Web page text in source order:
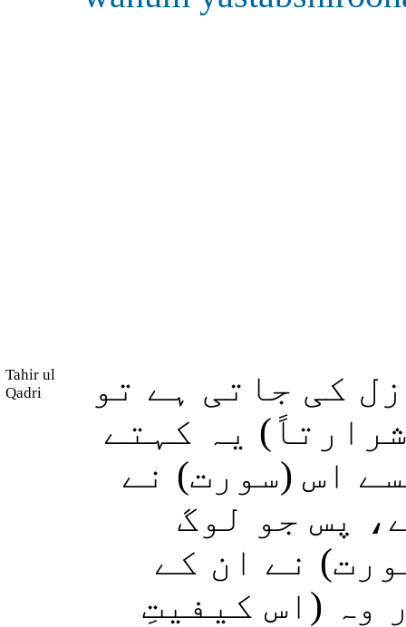
Tahir ul
Qadri
کی جاتی ہے تو
یہ کہتے
اس (سورت) نے
پس جو لوگ
نے ان کے
وہ (اس کیفیتِ